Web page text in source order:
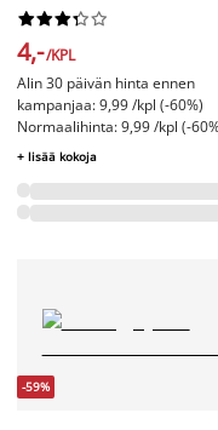






4,-/KPL
Alin 30 päivän hinta ennen
kampanjaa: 9,99 /kpl (-60%)
Normaalihinta: 9,99 /kpl (-
+ lisää kokoja
-59%